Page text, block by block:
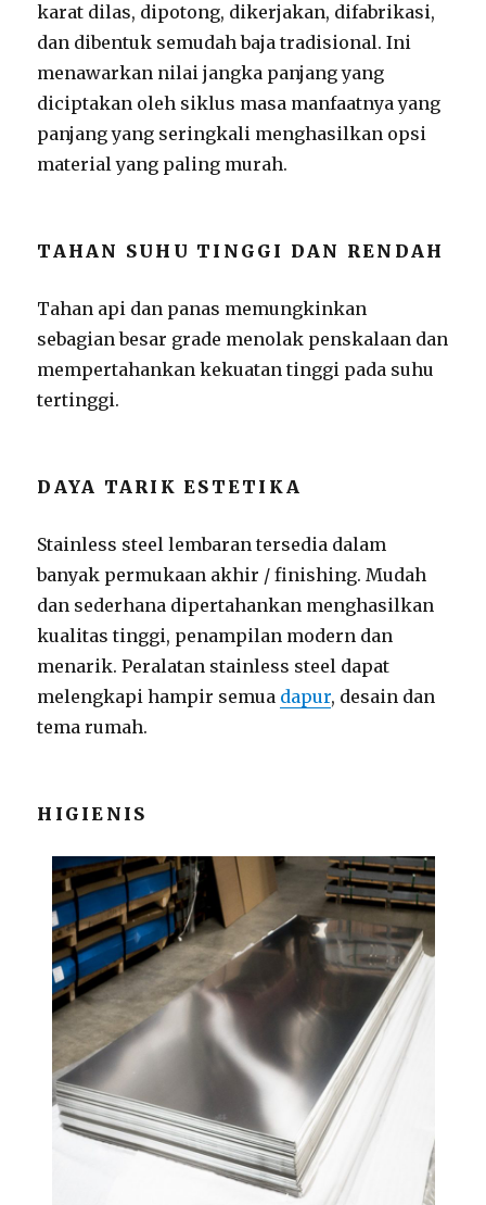
karat dilas, dipotong, dikerjakan, difabrikasi,
dan dibentuk semudah baja tradisional. Ini
menawarkan nilai jangka panjang yang
diciptakan oleh siklus masa manfaatnya yang
panjang yang seringkali menghasilkan opsi
material yang paling murah.
TAHAN SUHU TINGGI DAN RENDAH
Tahan api dan panas memungkinkan
sebagian besar grade menolak penskalaan dan
mempertahankan kekuatan tinggi pada suhu
tertinggi.
DAYA TARIK ESTETIKA
Stainless steel lembaran tersedia dalam
banyak permukaan akhir / finishing. Mudah
dan sederhana dipertahankan menghasilkan
kualitas tinggi, penampilan modern dan
menarik. Peralatan stainless steel dapat
melengkapi hampir semua dapur, desain dan
tema rumah.
HIGIENIS